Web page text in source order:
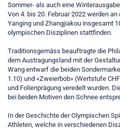
Sommer- als auch eine
Von 4. bis 20. Februar 2022 werden
Yanging und Zhangjiakou insgesamt
olympischen Disziplinen stattfinden.
Traditionsgemäss beauftragte die
dem Austragungsland mit der
Wang entwarf die beiden
1.10) und «Zweierbob» (Wertstufe
und Folienprägung veredelt wurden.
bei beiden Motiven den Schnee
In der Geschichte der Olympischen
Athleten, welche in verschiedenen